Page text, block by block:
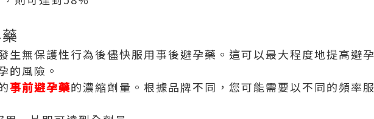
生無保護性行為後儘快服用事後避孕藥。這可以最大程度地提高避
的風險。
事前避孕藥的濃縮劑量。根據品牌不同，您可能需要以不同的頻率